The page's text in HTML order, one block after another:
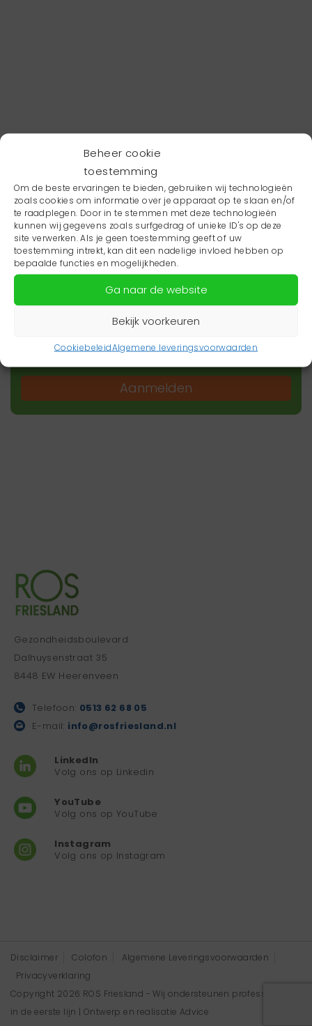
Beheer cookie
toestemming
Om de beste ervaringen te bieden, gebruiken wij technologieën
zoals cookies om informatie over je apparaat op te slaan en/of
te raadplegen. Door in te stemmen met deze technologieën
kunnen wij gegevens zoals surfgedrag of unieke ID's op deze
site verwerken. Als je geen toestemming geeft of uw
toestemming intrekt, kan dit een nadelige invloed hebben op
bepaalde functies en mogelijkheden.
Ga naar de website
Bekijk voorkeuren
CookiebeleidAlgemene leveringsvoorwaarden
Wil je niets missen?
Wil je op de hoogte blijven van het laatste
zorgnieuws in jouw regio? Schrijf je dan in voor
onze nieuwsbrief.
Aanmelden
Gezondheidsboulevard
Dalhuysenstraat 35
8448 EW Heerenveen
Telefoon: 0513 62 68 05
E-mail: info@rosfriesland.nl
LinkedIn
Volg ons op Linkedin
YouTube
Volg ons op YouTube
Instagram
Volg ons op Instagram
Disclaimer Colofon
Algemene Leveringsvoorwaarden
Privacyverklaring
Copyright 2026 ROS Friesland - Wij ondersteunen professionals
in de eerste lijn | Ontwerp en realisatie Advice